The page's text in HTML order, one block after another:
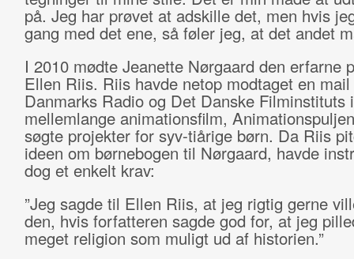
på. Jeg har prøvet at adskille det, men hvis
gang med det ene, så føler jeg, at det andet
I 2010 mødte Jeanette Nørgaard den erfarne
Ellen Riis. Riis havde netop modtaget en
Danmarks Radio og Det Danske Filminstituts
mellemlange animationsfilm,
søgte projekter for syv-tiårige børn. Da Riis
ideen om børnebogen til Nørgaard, havde
dog et enkelt krav:
”Jeg sagde til Ellen Riis, at jeg rigtig gerne
den, hvis forfatteren sagde god for, at jeg
meget religion som muligt ud af historien.”